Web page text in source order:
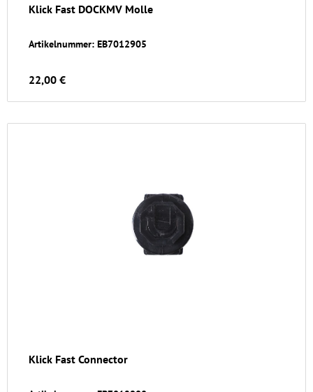
Klick Fast DOCKMV Molle
Artikelnummer: EB7012905
22,00 €
Klick Fast Connector